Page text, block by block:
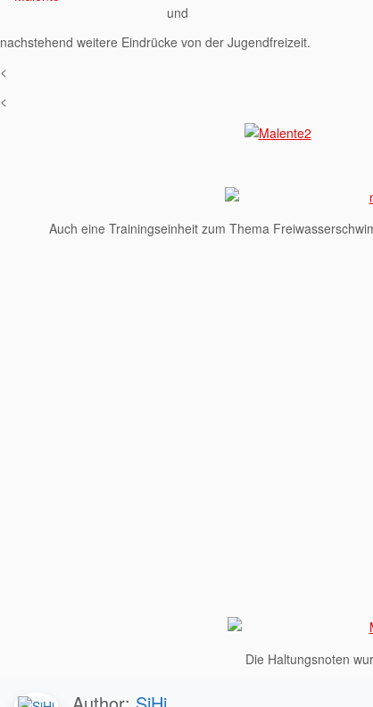
und
nachstehend weitere Eindrücke von der Jugendfreizeit.
<
<
Auch eine Trainingseinheit zum Thema
Die Haltungsnoten